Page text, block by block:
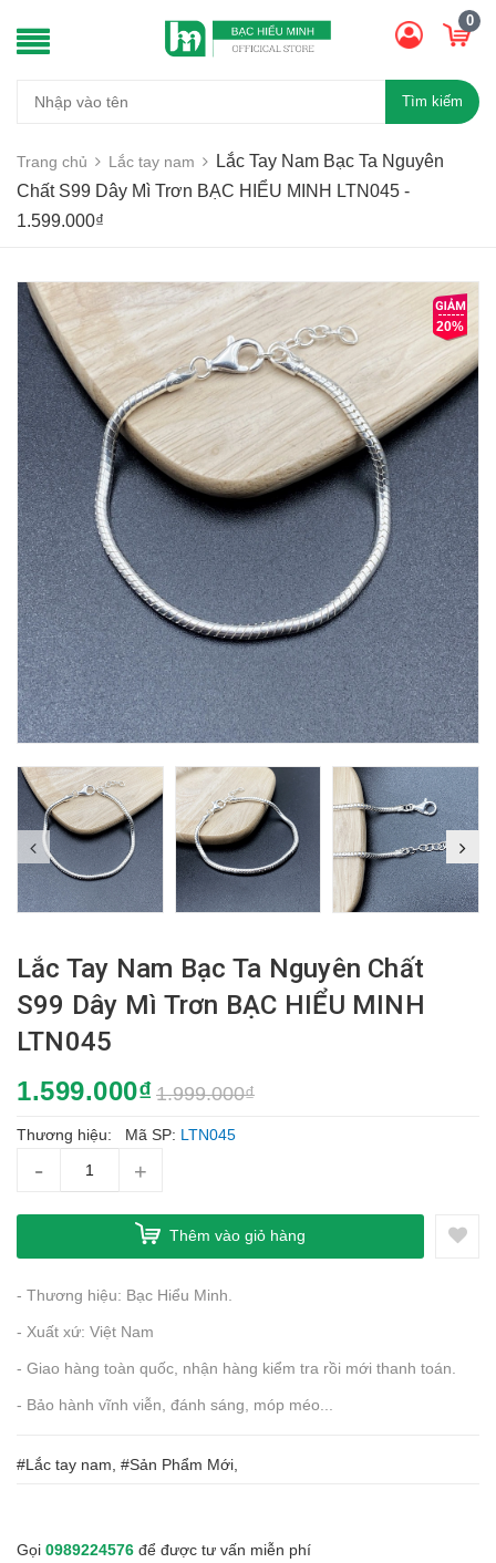
0
Tìm kiếm
Trang chủ Lắc tay nam
Lắc Tay Nam Bạc Ta Nguyên
Chất S99 Dây Mì Trơn BẠC HIỂU MINH LTN045 -
1.599.000₫
20%
Lắc Tay Nam Bạc Ta Nguyên Chất
S99 Dây Mì Trơn BẠC HIỂU MINH
LTN045
1.599.000₫ 1.999.000₫
Thương hiệu: Mã SP: LTN045
- +
Thêm vào giỏ hàng
- Thương hiệu: Bạc Hiểu Minh.
- Xuất xứ: Việt Nam
- Giao hàng toàn quốc, nhận hàng kiểm tra rồi mới thanh toán.
- Bảo hành vĩnh viễn, đánh sáng, móp méo...
#Lắc tay nam, #Sản Phẩm Mới,
Gọi 0989224576 để được tư vấn miễn phí